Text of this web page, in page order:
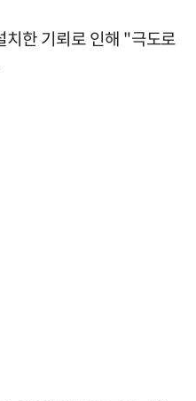
치한 기뢰로 인해 "극도로